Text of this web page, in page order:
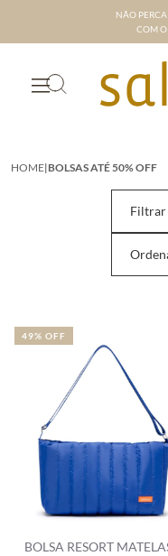
NÃO
COM
HOME|BOLSAS ATÉ 50% OFF
BOLSA RESORT
49% OFF